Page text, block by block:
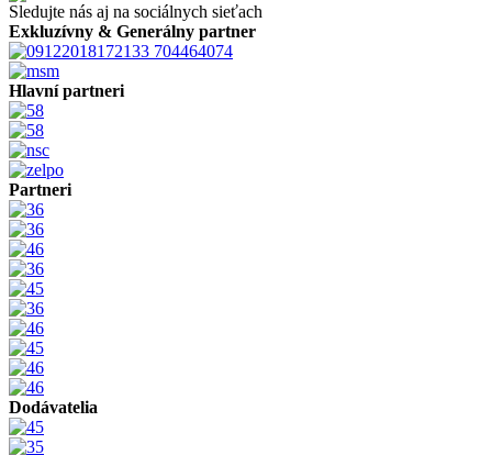
Sledujte nás aj na sociálnych sieťach
Exkluzívny & Generálny partner
Hlavní partneri
Partneri
Dodávatelia